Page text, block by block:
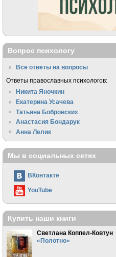
Вопрос психологу
Все ответы на вопросы
Ответы православных психологов:
Никита Яночкин
Екатерина Усачева
Татьяна Бобровских
Анастасия Бондарук
Анна Лелик
Мы в социальных сетях
ВКонтакте
YouTube
Купить наши книги
Светлана Коппел-Ковтун
«Полотно»